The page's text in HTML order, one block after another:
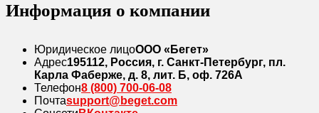
Информация о компании
Юридическое лицоООО «Бегет»
Адрес195112, Россия, г. Санкт-Петербург, пл.
Карла Фаберже, д. 8, лит. Б, оф. 726А
Телефон8 (800) 700-06-08
Почтаsupport@beget.com